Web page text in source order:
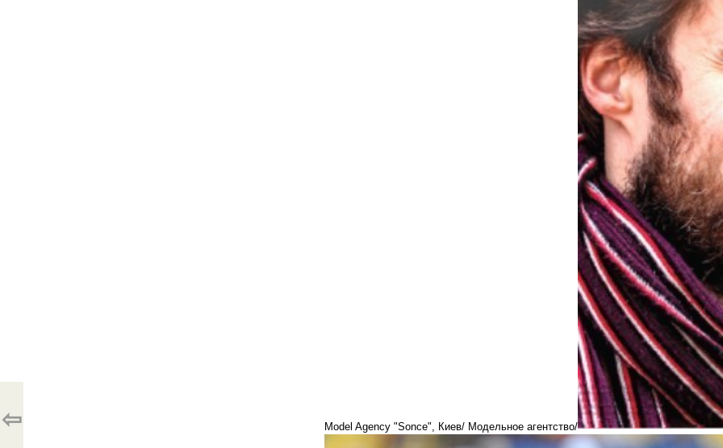
Model Agency "Sonce", Киев/ Модельное агентство/
⇦